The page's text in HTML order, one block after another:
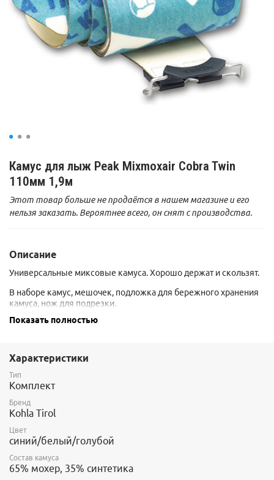
Камус для лыж Peak Mixmoxair Cobra Twin
110мм 1,9м
Этот товар больше не продаётся в нашем магазине и его
нельзя заказать. Вероятнее всего, он снят с производства.
Описание
Универсальные миксовые камуса. Хорошо держат и скользят.
В наборе камус, мешочек, подложка для бережного хранения
камуса, нож для подрезки.
Указанная длина 190см - это МАКСИМАЛЬНАЯ ДЛИНА лыж, на
Артикул Cobra Twin: 1477-19-3
Показать полностью
Характеристики
Тип
Комплект
Бренд
Kohla Tirol
Цвет
синий/белый/голубой
Состав камуса
65% мохер, 35% синтетика